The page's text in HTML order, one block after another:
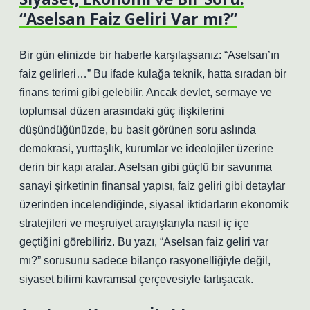
“Aselsan Faiz Geliri Var mı?”
Bir gün elinizde bir haberle karşılaşsanız: “Aselsan’ın
faiz gelirleri…” Bu ifade kulağa teknik, hatta sıradan bir
finans terimi gibi gelebilir. Ancak devlet, sermaye ve
toplumsal düzen arasındaki güç ilişkilerini
düşündüğünüzde, bu basit görünen soru aslında
demokrasi, yurttaşlık, kurumlar ve ideolojiler üzerine
derin bir kapı aralar. Aselsan gibi güçlü bir savunma
sanayi şirketinin finansal yapısı, faiz geliri gibi detaylar
üzerinden incelendiğinde, siyasal iktidarların ekonomik
stratejileri ve meşruiyet arayışlarıyla nasıl iç içe
geçtiğini görebiliriz. Bu yazı, “Aselsan faiz geliri var
mı?” sorusunu sadece bilanço rasyonelliğiyle değil,
siyaset bilimi kavramsal çerçevesiyle tartışacak.